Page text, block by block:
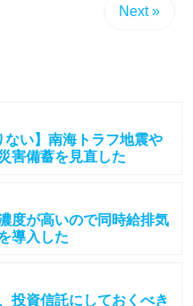
Next »
ない】南海トラフ地震や
害備蓄を見直した
度が高いので同時給排気
導入した
投資信託にしておくべき